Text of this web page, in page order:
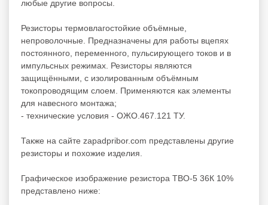
любые другие вопросы.
Резисторы термовлагостойкие объёмные,
непроволочные. Предназначены для работы вцепях
постоянного, переменного, пульсирующего токов и в
импульсных режимах. Резисторы являются
защищёнными, с изолированным объёмным
токопроводящим слоем. Применяются как элементы
для навесного монтажа;
- технические условия - ОЖО.467.121 ТУ.
Также на сайте zapadpribor.com представлены другие
резисторы и похожие изделия.
Графическое изображение резистора ТВО-5 36К 10%
представлено ниже: